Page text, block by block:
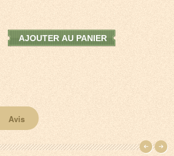
AJOUTER AU PANIER
Avis